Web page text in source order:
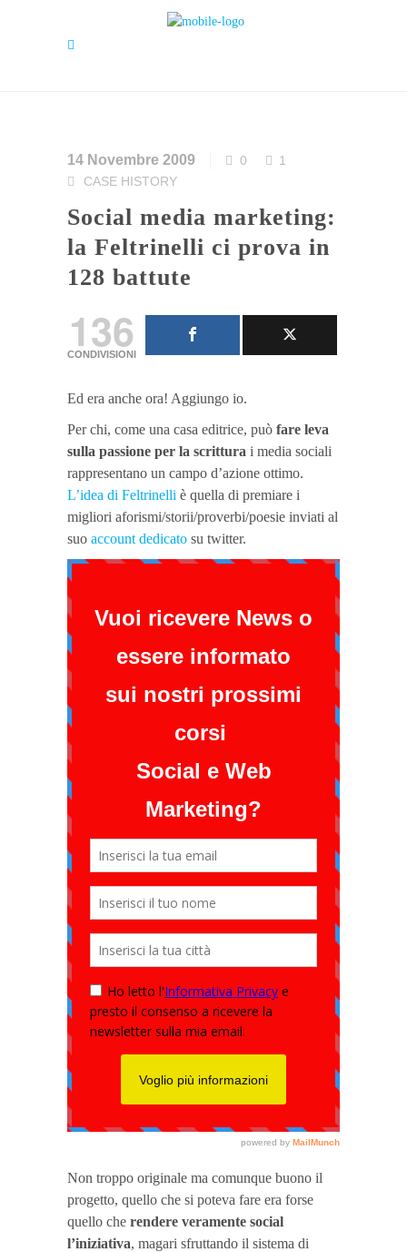
14 Novembre 2009 0
1
CASE HISTORY
Social media marketing:
la Feltrinelli ci prova in
128 battute
136
CONDIVISIONI
Ed era anche ora! Aggiungo io.
Per chi, come una casa editrice, può fare leva
sulla passione per la scrittura i media sociali
rappresentano un campo d’azione ottimo.
L’idea di Feltrinelli è quella di premiare i
migliori aforismi/storii/proverbi/poesie inviati al
suo account dedicato su twitter.
Non troppo originale ma comunque buono il
progetto, quello che si poteva fare era forse
quello che rendere veramente social
l’iniziativa, magari sfruttando il sistema di